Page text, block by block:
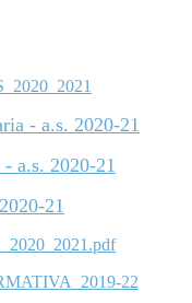
- a.s. 2020-21
a.s. 2020-21
21
22